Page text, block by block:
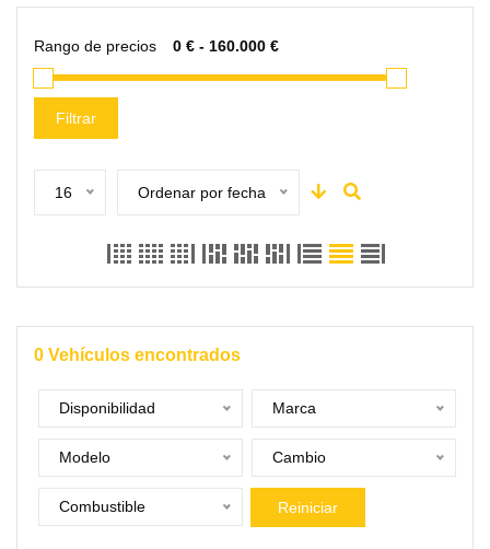
Rango de precios
Filtrar
16 Ordenar por fecha
0 Vehículos encontrados
Disponibilidad Marca
Modelo Cambio
Combustible Reiniciar